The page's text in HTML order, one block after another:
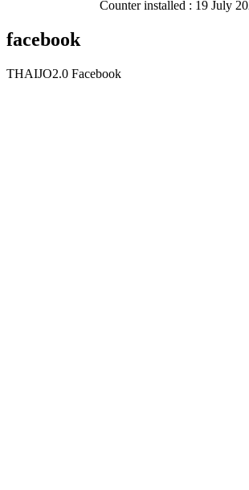
Counter installed : 19 July
facebook
THAIJO2.0 Facebook